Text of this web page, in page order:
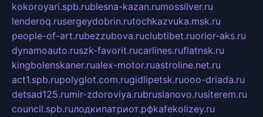
kokoroyari.spb.rublesna-kazan.rumossilver.ru
lenderoq.rusergeydobrin.rutochkazvuka.msk.ru
people-of-art.rubezzubova.ruclubtibet.ruorior-aks.ru
dynamoauto.ruszk-favorit.rucarlines.ruflatnsk.ru
kingbolenskaner.rualex-motor.ruastroline.net.ru
act1.spb.rupolyglot.com.rugidlipetsk.ruooo-driada.ru
detsad125.rumir-zdoroviya.rubruslanovo.rusiterem.ru
council.spb.ruлодкипатриот.рфkafekolizey.ru